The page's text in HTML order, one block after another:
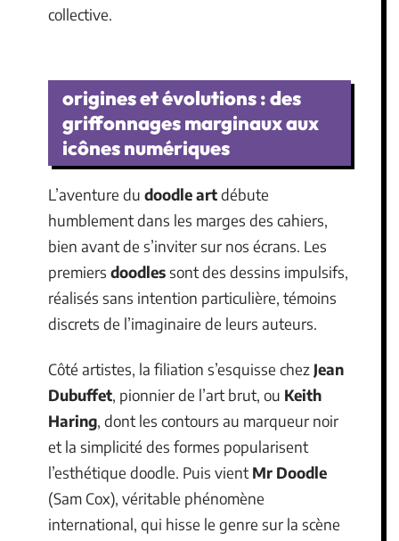
collective.
origines et évolutions : des
griffonnages marginaux aux
icônes numériques
L’aventure du doodle artdébute
humblement dans les marges des cahiers,
bien avant de s’inviter sur nos écrans. Les
premiers doodlessont des dessins impulsifs,
réalisés sans intention particulière, témoins
discrets de l’imaginaire de leurs auteurs.
Côté artistes, la filiation s’esquisse chez Jean
Dubuffet, pionnier de l’art brut, ou Keith
Haring, dont les contours au marqueur noir
et la simplicité des formes popularisent
l’esthétique doodle. Puis vient Mr Doodle
(Sam Cox), véritable phénomène
international, qui hisse le genre sur la scène